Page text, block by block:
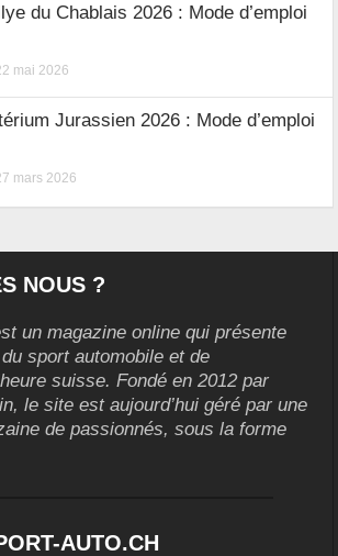
du Chablais 2026 : Mode d’emploi
mai 2026
Jurassien 2026 : Mode d’emploi
mars 2026
NOUS ?
un magazine online qui présente
sport automobile et de
suisse. Fondé en 2012 par
le site est aujourd’hui géré par une
de passionnés, sous la forme
AUTO.CH